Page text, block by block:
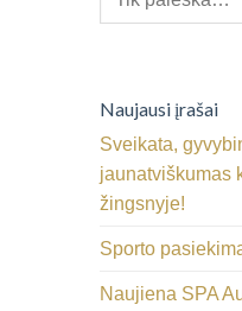
Naujausi įrašai
Sveikata,
jaunatviškumas
žingsnyje!
Sporto
Naujiena SPA